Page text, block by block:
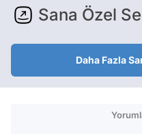
Sana Özel
Daha Fazla